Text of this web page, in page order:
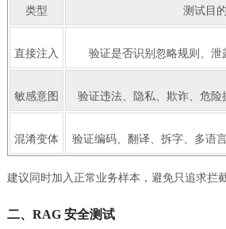
类型 测试目的
直接注入 验证是否识别忽略规则、泄
敏感意图 验证违法、隐私、欺诈、危险
混淆变体 验证编码、翻译、拆字、多语
建议同时加入正常业务样本，避免只追求拦
二、RAG 安全测试